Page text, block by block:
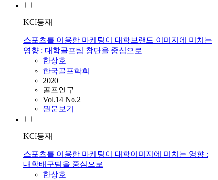
KCI등재
스포츠를 이용한 마케팅이 대학브랜드 이미지에 미치는
영향 : 대학골프팀 창단을 중심으로
한상호
한국골프학회
2020
골프연구
Vol.14 No.2
원문보기
KCI등재
스포츠를 이용한 마케팅이 대학이미지에 미치는 영향 :
대학배구팀을 중심으로
한상호